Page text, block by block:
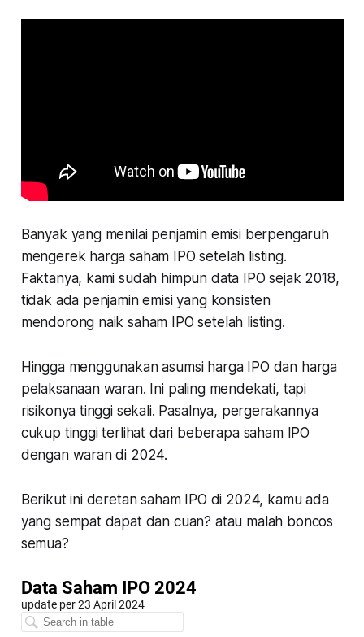
Banyak yang menilai penjamin emisi berpengaruh
mengerek harga saham IPO setelah listing.
Faktanya, kami sudah himpun data IPO sejak 2018,
tidak ada penjamin emisi yang konsisten
mendorong naik saham IPO setelah listing.
Hingga menggunakan asumsi harga IPO dan harga
pelaksanaan waran. Ini paling mendekati, tapi
risikonya tinggi sekali. Pasalnya, pergerakannya
cukup tinggi terlihat dari beberapa saham IPO
dengan waran di 2024.
Berikut ini deretan saham IPO di 2024, kamu ada
yang sempat dapat dan cuan? atau malah boncos
semua?